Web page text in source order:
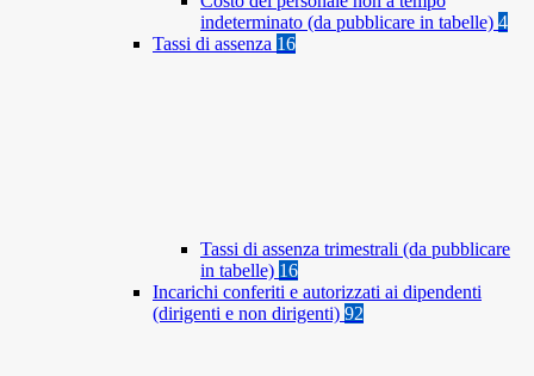
indeterminato (da pubblicare in tabelle) 4
Tassi di assenza 16
Tassi di assenza trimestrali (da pubblicare
in tabelle) 16
Incarichi conferiti e autorizzati ai dipendenti
(dirigenti e non dirigenti) 92